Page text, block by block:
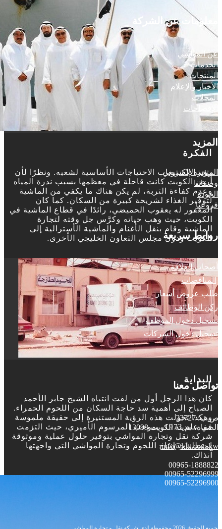
الفكرة
رؤيته لاستيعاب الاحتياجات الأساسية لشعبه. ونظرًا لأن
أرض الكويت كانت قاحلة في معظمها بسبب ندرة المياه
وعدم كفاءة التربة، لم يكن هناك ما يكفي من الماشية
لتوفير الغذاء لشريحة كبيرة من السكان. كما كان
المغفور له يعقوب الحميضي، رائدًا في قطاع الماشية في
الكويت، حيث وهب حياته وكرَّس جل وقته لتجارة
الماشية وقام بنقل الأغنام والماشية الأسترالية إلى
الكويت ودول مجلس التعاون الخليجي الأخرى.
البداية
كان هذا الرجل أول من لفت انتباه الشيخ جابر الأحمد
الصباح إلى أهمية سد حاجة السكان من اللحوم الحمراء.
وهكذا تحولت هذه الرؤية المستنيرة إلى حقيقة ملموسة
في عام 1973، بموجب المرسوم الأميري، حيث التزمت
شركة نقل وتجارة المواشي بتوفير حلول عملية وموثوقة
لمتطلبات إنتاج اللحوم وتجارة المواشي التي واجهتها
آنذاك.
معلومات عن الشركة
عن المواشي
الخدمات
المنتجات
الأخبار والإعلام
المجلات
الإفصاحات
المزيد
المتجر الإلكتروني
وصفاتنا
الجودة
فروعنا
روابط سريعة
أصحاب العلاقة
المناقصات
طلب عروض أسعار
ركن الوظائف
تسجيل دخول الموظف
تسجيل دخول الشركات
تواصل معنا
ص.ب: 23727
الصفاة، مدينة الكويت 13098
info@kltt.com.kw
00965-1888822
00965-52296999
00965-52296900